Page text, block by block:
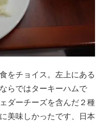
をチョイス。左上にある
らではターキーハムで
ダーチーズを含んだ２種
美味しかったです、日本